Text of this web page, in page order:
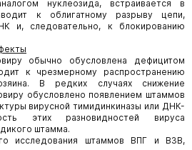
нуклеозида, встраивается в
к облигатному разрыву цепи,
и, следовательно, к блокированию
обычно обусловлена дефицитом
к чрезмерному распространению
В редких случаях снижение
обусловлено появлением штаммов
вирусной тимидинкиназы или ДНК-
этих разновидностей вируса
штамма.
исследования штаммов ВПГ и ВЗВ,